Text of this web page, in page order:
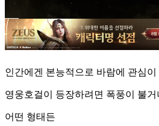
인간에겐 본능적으로 바람에 관심이
영웅호걸이 등장하려면 폭풍이 불
어떤 형태든